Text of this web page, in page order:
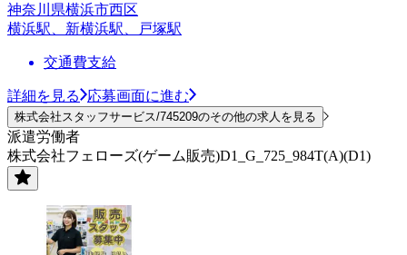
神奈川県横浜市西区
横浜駅、新横浜駅、戸塚駅
交通費支給
詳細を見る 応募画面に進む
株式会社スタッフサービス/745209のその他の求人を見る
派遣労働者
株式会社フェローズ(ゲーム販売)D1_G_725_984T(A)(D1)